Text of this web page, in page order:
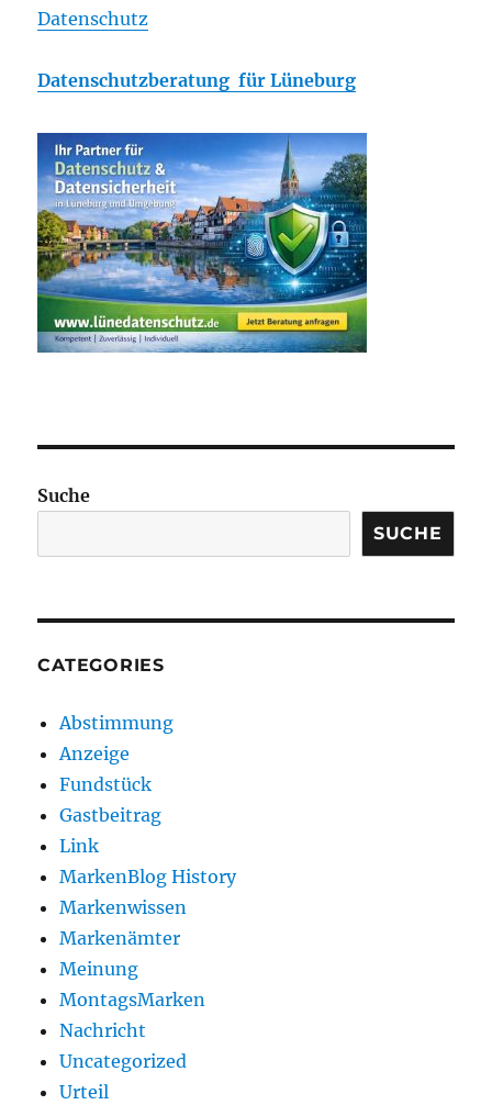
Datenschutz
Datenschutzberatung für Lüneburg
Suche
SUCHE
CATEGORIES
Abstimmung
Anzeige
Fundstück
Gastbeitrag
Link
MarkenBlog History
Markenwissen
Markenämter
Meinung
MontagsMarken
Nachricht
Uncategorized
Urteil